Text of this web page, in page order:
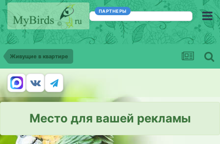
ПАРТНЕРЫ
Живущие в квартире
Место для вашей рекламы